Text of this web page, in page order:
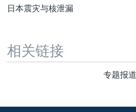
日本震灾与核泄漏
相关链接
专题报